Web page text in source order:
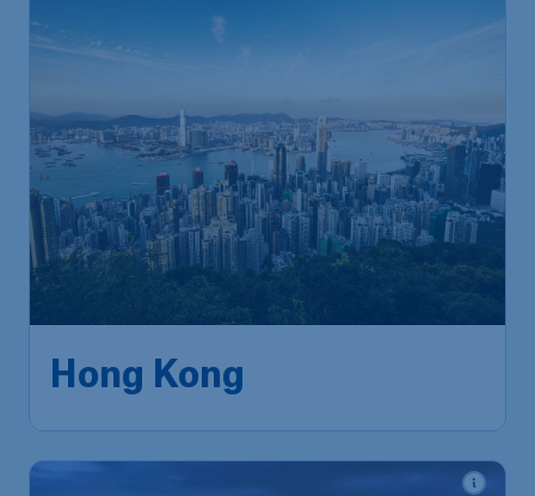
Hong Kong € 771
vanaf
Luchthaven Brussel
Hong Kong ,
Hongkong
1u geleden gevonden •